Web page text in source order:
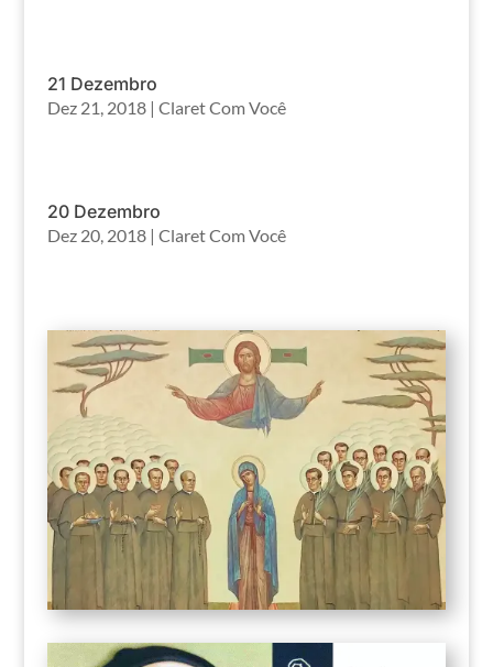
21 Dezembro
Dez 21, 2018| Claret Com Você
20 Dezembro
Dez 20, 2018| Claret Com Você